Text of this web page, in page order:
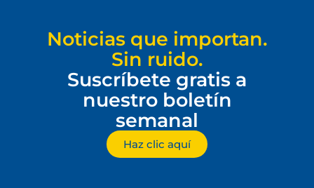
Noticias que importan.
Sin ruido.
Suscríbete gratis a
nuestro boletín
semanal
Haz clic aquí